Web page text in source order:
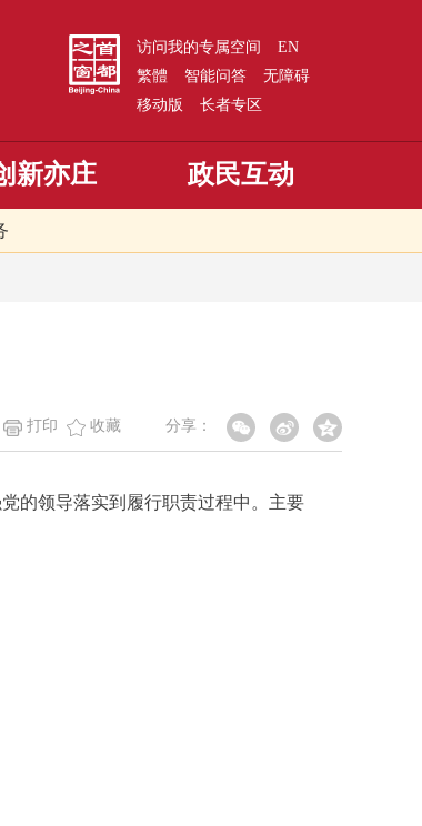
访问我的专属空间
EN
繁體
智能问答
无障碍
移动版
长者专区
新亦庄 政民互动
分享：
打印 收藏
的领导落实到履行职责过程中。主要